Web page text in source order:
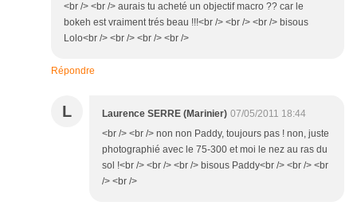
<br /> <br /> aurais tu acheté un objectif macro ?? car le
bokeh est vraiment trés beau !!!<br /> <br /> <br /> bisous
Lolo<br /> <br /> <br /> <br />
Répondre
L Laurence SERRE (Marinier) 07/05/2011 18:44
<br /> <br /> non non Paddy, toujours pas ! non, juste
photographié avec le 75-300 et moi le nez au ras du
sol !<br /> <br /> <br /> bisous Paddy<br /> <br /> <br
/> <br />